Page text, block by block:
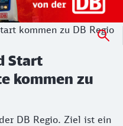
kommen zu DB Regio
Start
kommen zu
DB Regio. Ziel ist ein